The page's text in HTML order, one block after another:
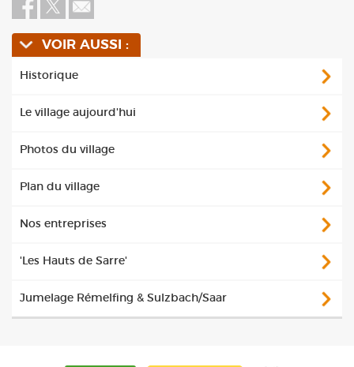
VOIR AUSSI :
Historique
Le village aujourd'hui
Photos du village
Plan du village
Nos entreprises
'Les Hauts de Sarre'
Jumelage Rémelfing & Sulzbach/Saar